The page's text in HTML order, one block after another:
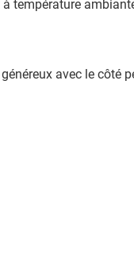
température
avec le côté